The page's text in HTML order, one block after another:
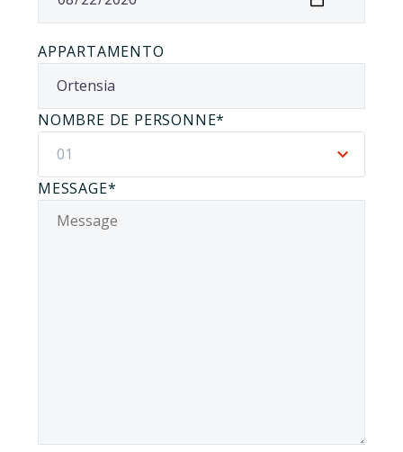
APPARTAMENTO
NOMBRE DE PERSONNE*
01
MESSAGE*